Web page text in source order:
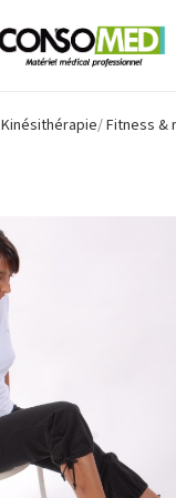
Kinésithérapie Fitness &